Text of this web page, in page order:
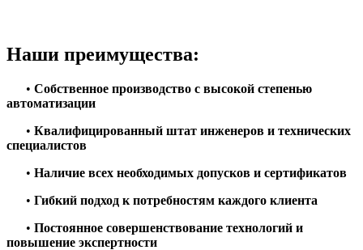
Наши преимущества:
• Собственное производство с высокой степенью
автоматизации
• Квалифицированный штат инженеров и технических
специалистов
• Наличие всех необходимых допусков и сертификатов
• Гибкий подход к потребностям каждого клиента
• Постоянное совершенствование технологий и
повышение экспертности